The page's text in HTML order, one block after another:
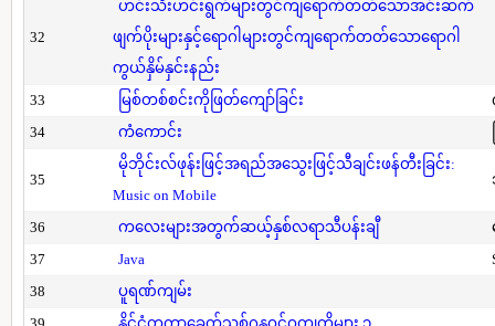
32
ဟင်းသီးဟင်းရွက်များတွင်ကျရောက်တတ်သောအင်းဆက်
ဖျက်ပိုးများနှင့်ရောဂါများတွင်ကျရောက်တတ်သောရောဂါ
ကွယ်နှိမ်နှင်းနည်း
33
မြစ်တစ်စင်းကိုဖြတ်ကျော်ခြင်း
34
ကံကောင်း
35
မိုဘိုင်းလ်ဖုန်းဖြင့်အရည်အသွေးဖြင့်သီချင်းဖန်တီးခြင်း:
Music on Mobile
36 ကလေးများအတွက်ဆယ့်နှစ်လရာသီပန်းချီ
37
Java
38
ပူရဏ်ကျမ်း